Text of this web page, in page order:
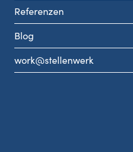
Referenzen
Blog
work@stellenwerk